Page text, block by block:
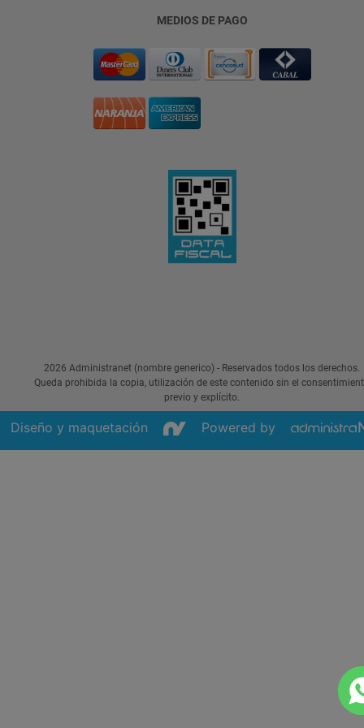
MEDIOS DE PAGO
2026 Administranet (nombre generico) - Reservados todos los derechos.
Queda prohibida la copia, utilización de este contenido sin el
previo y explícito.
Diseño y maquetación Powered by